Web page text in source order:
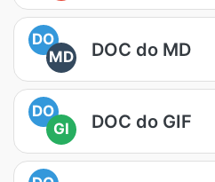
DO
MD
DOC do MD
DO
GI
DOC do GIF